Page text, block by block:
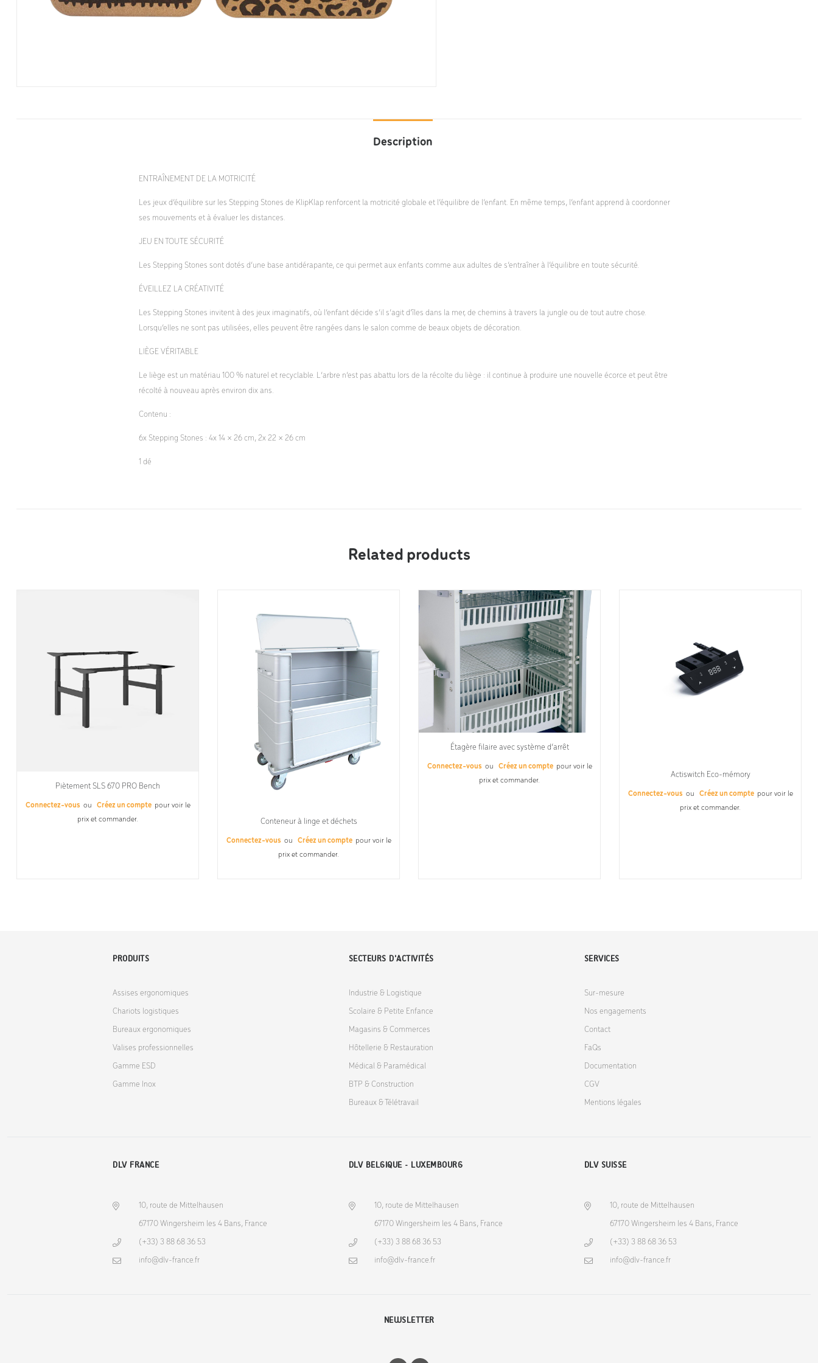
Description
ENTRAÎNEMENT DE LA MOTRICITÉ
Les jeux d’équilibre sur les Stepping Stones de KlipKlap renforcent la motricité globale et l’équilibre de l’enfant. En même temps, l’enfant apprend à coordonner
ses mouvements et à évaluer les distances.
JEU EN TOUTE SÉCURITÉ
Les Stepping Stones sont dotés d’une base antidérapante, ce qui permet aux enfants comme aux adultes de s’entraîner à l’équilibre en toute sécurité.
ÉVEILLEZ LA CRÉATIVITÉ
Les Stepping Stones invitent à des jeux imaginatifs, où l’enfant décide s’il s’agit d’îles dans la mer, de chemins à travers la jungle ou de tout autre chose.
Lorsqu’elles ne sont pas utilisées, elles peuvent être rangées dans le salon comme de beaux objets de décoration.
LIÈGE VÉRITABLE
Le liège est un matériau 100 % naturel et recyclable. L’arbre n’est pas abattu lors de la récolte du liège : il continue à produire une nouvelle écorce et peut être
récolté à nouveau après environ dix ans.
Contenu :
6x Stepping Stones : 4x 14 × 26 cm, 2x 22 × 26 cm
1 dé
Related products
Piètement SLS 670 PRO Bench
Connectez-vous ou Créez un compte pour voir le
prix et commander.
Conteneur à linge et déchets
Connectez-vous ou Créez un compte pour voir le
prix et commander.
Étagère filaire avec système d’arrêt
Connectez-vous ou Créez un compte pour voir le
prix et commander.
Actiswitch Eco-mémory
Connectez-vous ou Créez un compte pour voir le
prix et commander.
PRODUITS
Assises ergonomiques
Chariots logistiques
Bureaux ergonomiques
Valises professionnelles
Gamme ESD
Gamme Inox
SECTEURS D'ACTIVITÉS
Industrie & Logistique
Scolaire & Petite Enfance
Magasins & Commerces
Hôtellerie & Restauration
Médical & Paramédical
BTP & Construction
Bureaux & Télétravail
SERVICES
Sur-mesure
Nos engagements
Contact
FaQs
Documentation
CGV
Mentions légales
DLV FRANCE
10, route de Mittelhausen
67170 Wingersheim les 4 Bans, France
(+33) 3 88 68 36 53
info@dlv-france.fr
DLV BELGIQUE - LUXEMBOURG
10, route de Mittelhausen
67170 Wingersheim les 4 Bans, France
(+33) 3 88 68 36 53
info@dlv-france.fr
DLV SUISSE
10, route de Mittelhausen
67170 Wingersheim les 4 Bans, France
(+33) 3 88 68 36 53
info@dlv-france.fr
NEWSLETTER